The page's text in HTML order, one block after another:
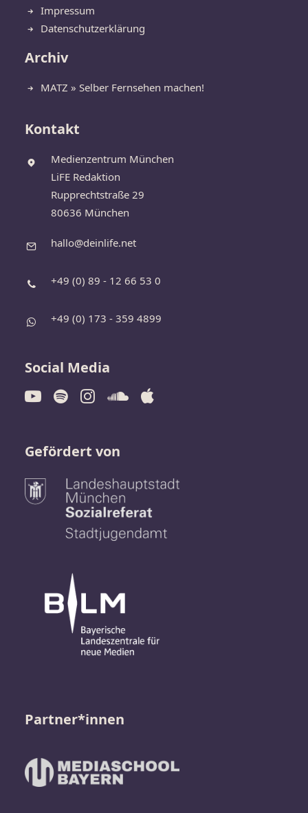
Impressum
Datenschutzerklärung
Archiv
MATZ » Selber Fernsehen machen!
Kontakt
Medienzentrum München
LiFE Redaktion
Rupprechtstraße 29
80636 München
hallo@deinlife.net
+49 (0) 89 - 12 66 53 0
+49 (0) 173 - 359 4899
Social Media
Gefördert von
Partner*innen